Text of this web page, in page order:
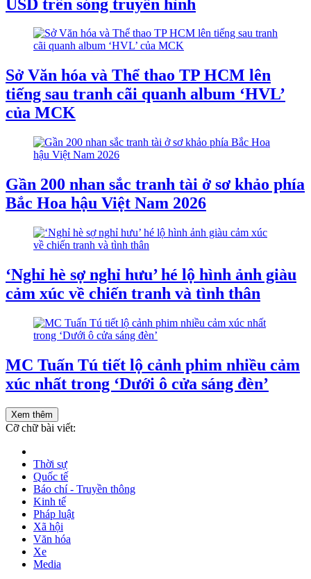
USD trên sóng truyền hình
Sở Văn hóa và Thể thao TP HCM lên
tiếng sau tranh cãi quanh album ‘HVL’
của MCK
Gần 200 nhan sắc tranh tài ở sơ khảo phía
Bắc Hoa hậu Việt Nam 2026
‘Nghỉ hè sợ nghỉ hưu’ hé lộ hình ảnh giàu
cảm xúc về chiến tranh và tình thân
MC Tuấn Tú tiết lộ cảnh phim nhiều cảm
xúc nhất trong ‘Dưới ô cửa sáng đèn’
Xem thêm
Cỡ chữ bài viết:
Thời sự
Quốc tế
Báo chí - Truyền thông
Kinh tế
Pháp luật
Xã hội
Văn hóa
Xe
Media